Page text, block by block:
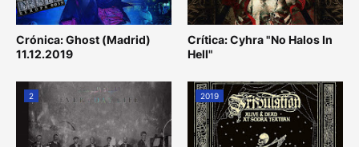
Crónica: Ghost (Madrid)
11.12.2019
Crítica: Cyhra "No Halos In
Hell"
2 2019